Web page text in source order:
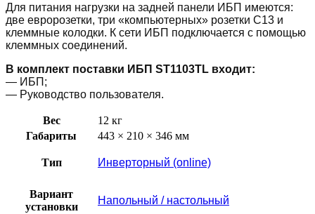
Для питания нагрузки на задней панели ИБП имеются:
две евророзетки, три «компьютерных» розетки С13 и
клеммные колодки. К сети ИБП подключается с помощью
клеммных соединений.
В комплект поставки ИБП ST1103TL входит:
— ИБП;
— Руководство пользователя.
Вес
12 кг
Габариты
443 × 210 × 346 мм
Тип Инверторный (online)
Вариант
установки
Напольный / настольный